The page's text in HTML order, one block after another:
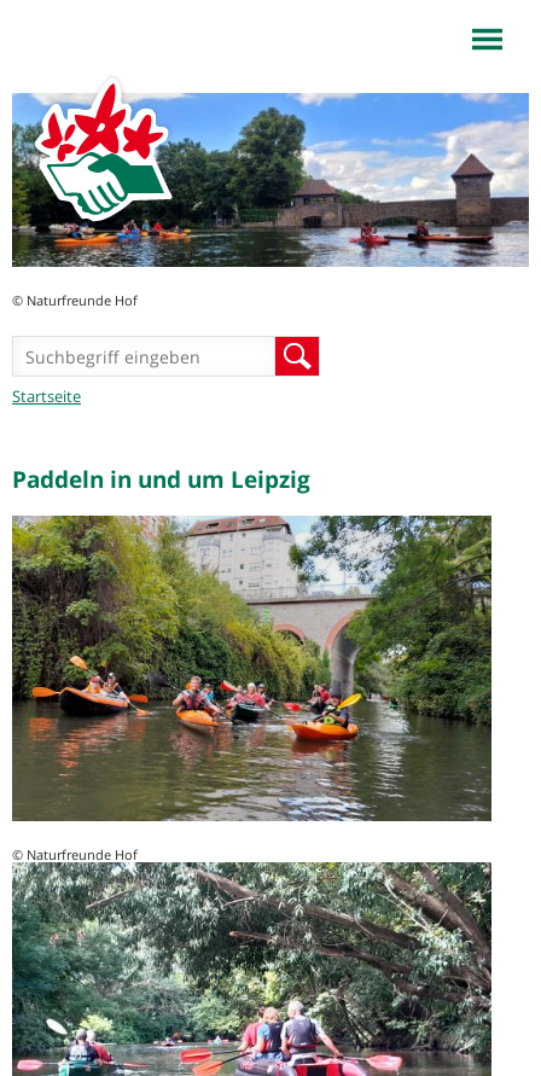
© Naturfreunde Hof
Suchformular
Sie
Startseite
Paddeln in und um Leipzig
© Naturfreunde Hof